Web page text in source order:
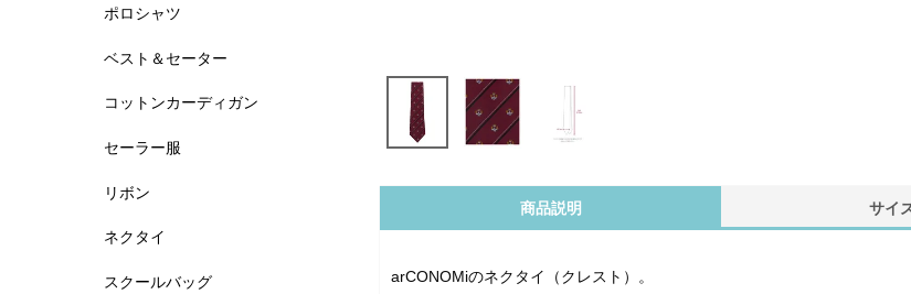
ポロシャツ
ベスト＆セーター
コットンカーディガン
セーラー服
リボン
ネクタイ
スクールバッグ
商品説明 サイ
arCONOMiのネクタイ（クレスト）。